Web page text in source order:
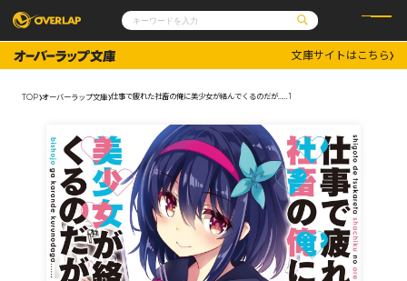
コミックガルド
コミッククリエ
文庫
ノベルス
コミックエッセイ
ポケットモンスター
アニメ
ゲーム
通販・NEWS
OVERLAP STORE
オーバーラップ広報室
企業
会社概要
採用情報
アクセス
オーバーラップホールディングス
お問い合わせはこちら
オーバーラップ文庫
オーバーラップノベルス
文庫サイトはこちら
TOP オーバーラップ文庫 仕事で疲れた社畜の俺に美少女が絡んでくるのだが…… 1